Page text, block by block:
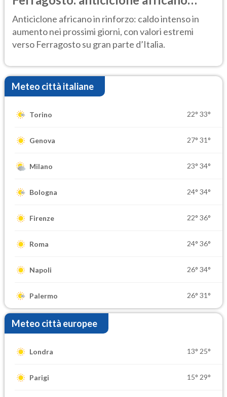
ancora protagonista
Anticiclone africano in rinforzo: caldo intenso in
aumento nei prossimi giorni, con valori estremi
verso Ferragosto su gran parte d’Italia.
Meteo città italiane
Torino 22° 33°
Genova 27° 31°
Milano 23° 34°
Bologna 24° 34°
Firenze 22° 36°
Roma 24° 36°
Napoli 26° 34°
Palermo 26° 31°
Meteo città europee
Londra 13° 25°
Parigi 15° 29°